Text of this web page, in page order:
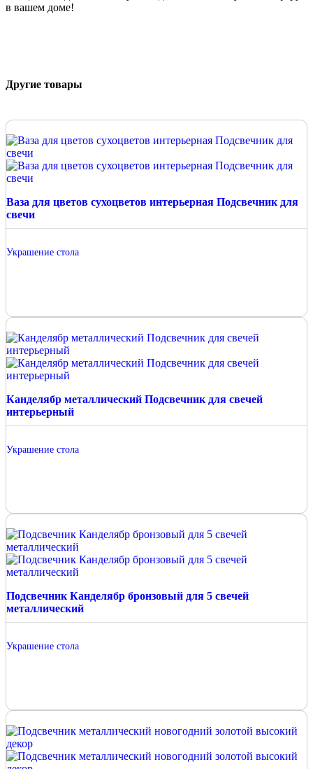
в вашем доме!
Другие товары
Ваза для цветов сухоцветов интерьерная Подсвечник для
свечи
Украшение стола
Канделябр металлический Подсвечник для свечей
интерьерный
Украшение стола
Подсвечник Канделябр бронзовый для 5 свечей
металлический
Украшение стола